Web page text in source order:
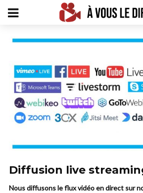
Diffusion live
Nous diffusons le flux vidéo en direct sur